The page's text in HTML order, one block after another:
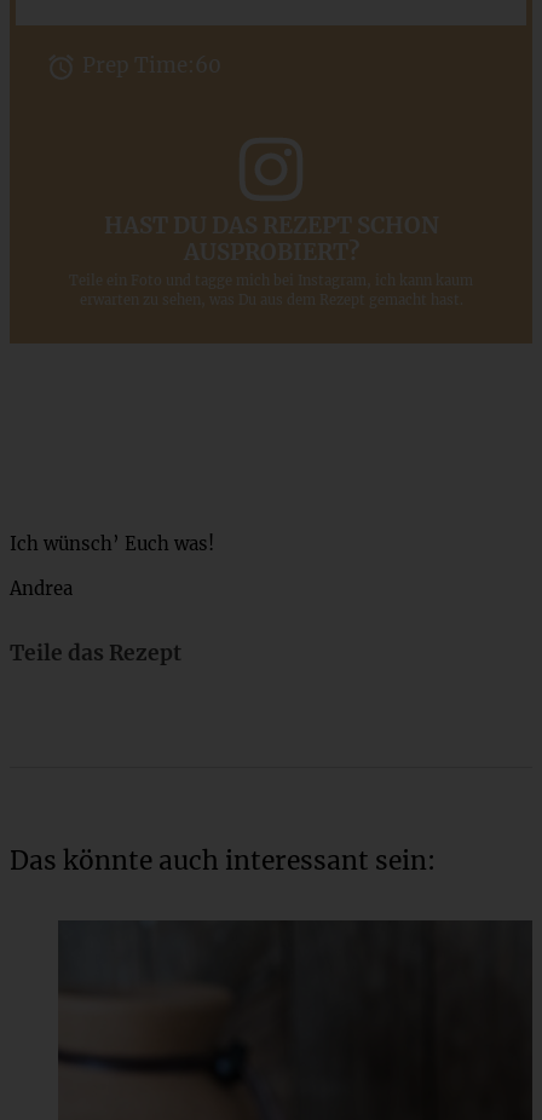
Prep Time: 60
HAST DU DAS REZEPT SCHON
AUSPROBIERT?
Teile ein Foto und tagge mich bei Instagram, ich kann kaum
erwarten zu sehen, was Du aus dem Rezept gemacht hast.
Ich wünsch’ Euch was!
Andrea
Teile das Rezept
Das könnte auch interessant sein: